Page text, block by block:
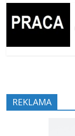
REKLAMA